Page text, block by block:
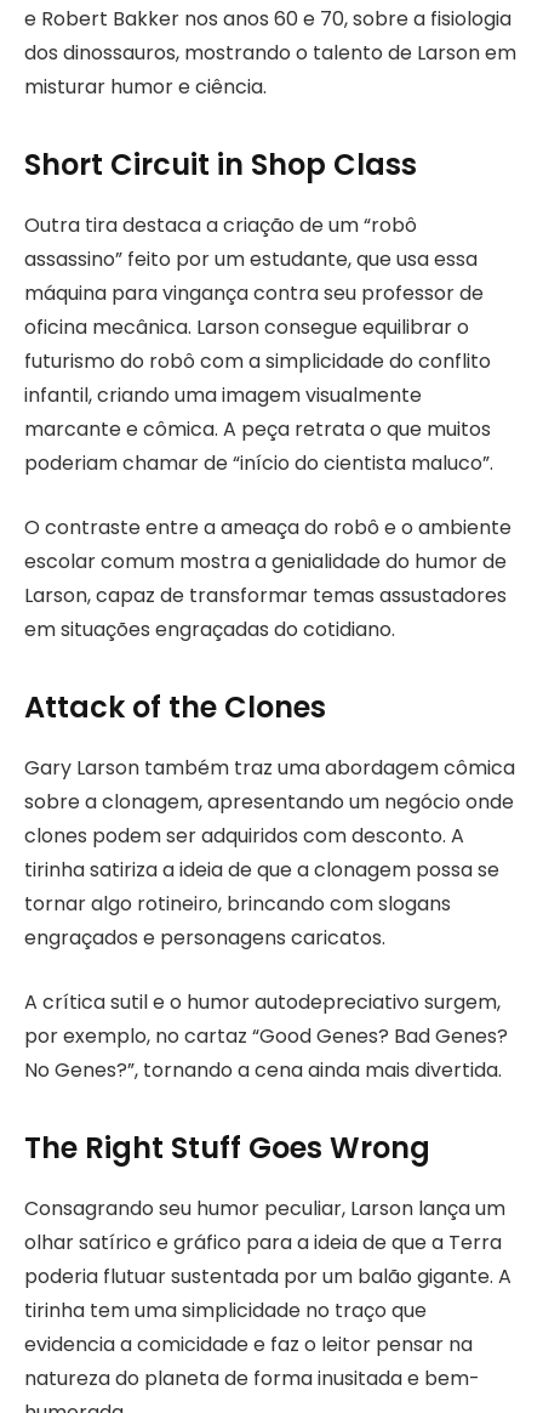
e Robert Bakker nos anos 60 e 70, sobre a fisiologia
dos dinossauros, mostrando o talento de Larson em
misturar humor e ciência.
Short Circuit in Shop Class
Outra tira destaca a criação de um “robô
assassino” feito por um estudante, que usa essa
máquina para vingança contra seu professor de
oficina mecânica. Larson consegue equilibrar o
futurismo do robô com a simplicidade do conflito
infantil, criando uma imagem visualmente
marcante e cômica. A peça retrata o que muitos
poderiam chamar de “início do cientista maluco”.
O contraste entre a ameaça do robô e o ambiente
escolar comum mostra a genialidade do humor de
Larson, capaz de transformar temas assustadores
em situações engraçadas do cotidiano.
Attack of the Clones
Gary Larson também traz uma abordagem cômica
sobre a clonagem, apresentando um negócio onde
clones podem ser adquiridos com desconto. A
tirinha satiriza a ideia de que a clonagem possa se
tornar algo rotineiro, brincando com slogans
engraçados e personagens caricatos.
A crítica sutil e o humor autodepreciativo surgem,
por exemplo, no cartaz “Good Genes? Bad Genes?
No Genes?”, tornando a cena ainda mais divertida.
The Right Stuff Goes Wrong
Consagrando seu humor peculiar, Larson lança um
olhar satírico e gráfico para a ideia de que a Terra
poderia flutuar sustentada por um balão gigante. A
tirinha tem uma simplicidade no traço que
evidencia a comicidade e faz o leitor pensar na
natureza do planeta de forma inusitada e bem-